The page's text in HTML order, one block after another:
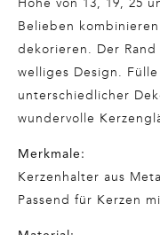
Belieben
dekorieren. Der
welliges Design.
unterschiedlicher
wundervolle
Merkmale:
Kerzenhalter aus
Passend für Kerzen